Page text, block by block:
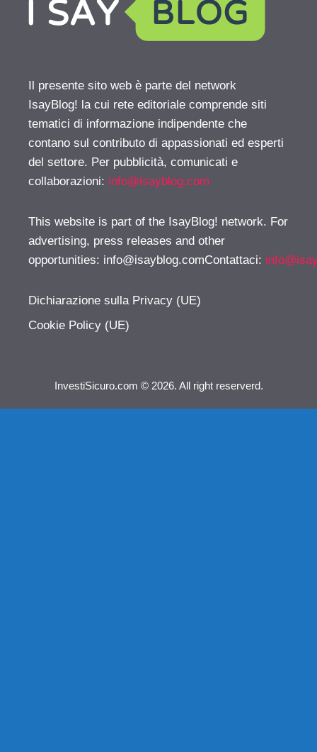
Il presente sito web è parte del network
IsayBlog! la cui rete editoriale comprende siti
tematici di informazione indipendente che
contano sul contributo di appassionati ed esperti
del settore. Per pubblicità, comunicati e
collaborazioni: info@isayblog.com
This website is part of the IsayBlog! network. For
advertising, press releases and other
opportunities: info@isayblog.comContattaci:
Dichiarazione sulla Privacy (UE)
Cookie Policy (UE)
InvestiSicuro.com © 2026. All right reserverd.